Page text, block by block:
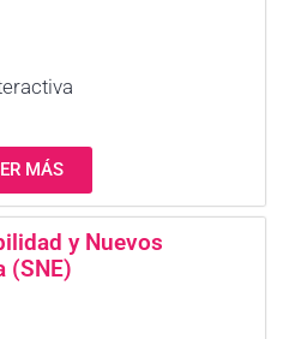
MÁS
y Nuevos
(SNE)